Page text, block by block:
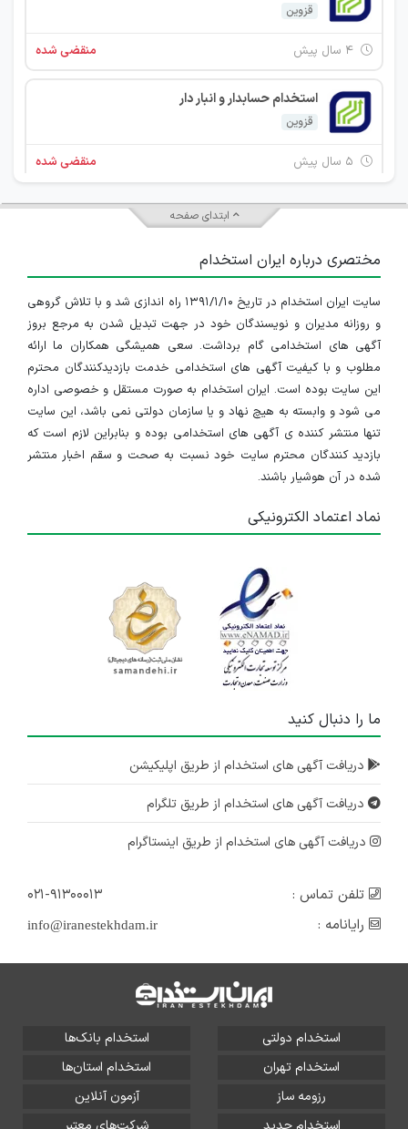
قزوین
منقضی شده
استخدام حسابدار و انبار دار
قزوین
منقضی شده
آگهی استخدام نقشه کش صنعتی
۵ سال پیش منقضی شده
آگهی استخدام در 4 عنوان شغلی
قزوین
۵ سال پیش منقضی شده
ابتدای صفحه
مختصری درباره ایران استخدام
سایت ایران استخدام در تاریخ ۱۳۹۱/۱/۱۰ راه اندازی شد و با تلاش گروهی
و روزانه مدیران و نویسندگان خود در جهت تبدیل شدن به مرجع بروز
آگهی های استخدامی گام برداشت. سعی همیشگی همکاران ما ارائه
مطلوب و با کیفیت آگهی های استخدامی خدمت بازدیدکنندگان محترم
این سایت بوده است. ایران استخدام به صورت مستقل و خصوصی اداره
می شود و وابسته به هیچ نهاد و یا سازمان دولتی نمی باشد، این سایت
تنها منتشر کننده ی آگهی های استخدامی بوده و بنابراین لازم است که
بازدید کنندگان محترم سایت خود نسبت به صحت و سقم اخبار منتشر
شده در آن هوشیار باشند.
نماد اعتماد الکترونیکی
ما را دنبال کنید
دریافت آگهی های استخدام از طریق اپلیکیشن
دریافت آگهی های استخدام از طریق تلگرام
دریافت آگهی های استخدام از طریق اینستاگرام
تلفن تماس :
۰۲۱-۹۱۳۰۰۰۱۳
رایانامه :
info@iranestekhdam.ir
استخدام دولتی
استخدام بانک‌ها
استخدام تهران
استخدام استان‌ها
رزومه ساز
آزمون آنلاین